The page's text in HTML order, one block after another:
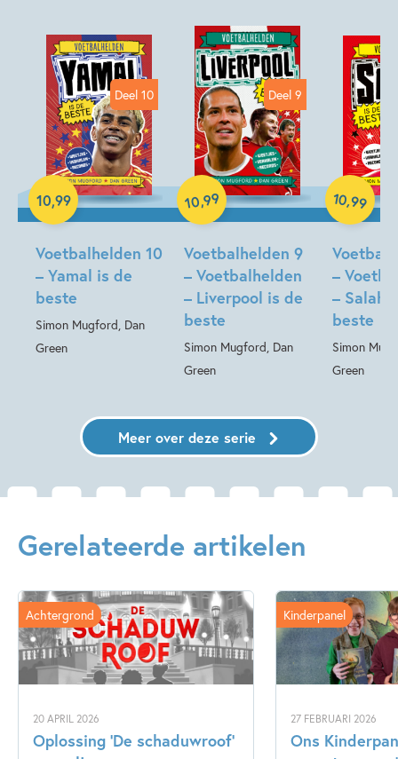
Deel 10
Voetbalhelden 10
– Yamal is de
beste
Simon Mugford, Dan
Green
10,99
Hardcover
Deel 9
Voetbalhelden 9
– Voetbalhelden
– Liverpool is de
beste
Simon Mugford, Dan
Green
10,99
Hardcover
–
– Salah
beste
Simon
Green
10,99
Hardcover
Meer over deze serie
Gerelateerde artikelen
20 APRIL 2026
Oplossing ‘De schaduwroof’
Achtergrond
27 FEBRUARI 2026
Ons
Kinderpanel